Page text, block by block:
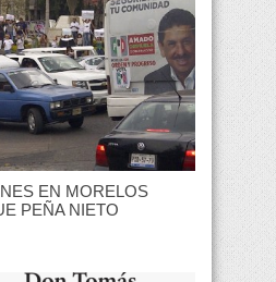
EN MORELOS
PEÑA NIETO